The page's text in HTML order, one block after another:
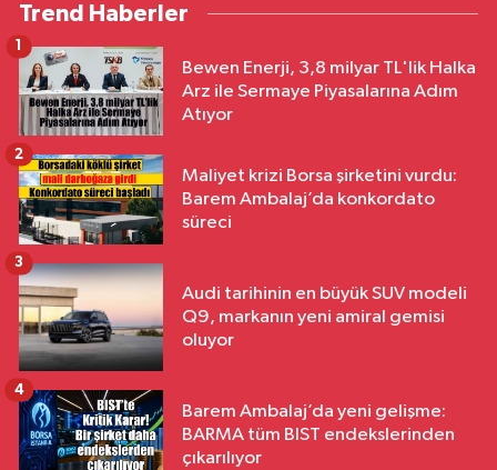
Trend Haberler
Bewen Enerji, 3,8 milyar TL'lik Halka
Arz ile Sermaye Piyasalarına Adım
Atıyor
1
Maliyet krizi Borsa şirketini vurdu:
Barem Ambalaj’da konkordato
süreci
2
Audi tarihinin en büyük SUV modeli
Q9, markanın yeni amiral gemisi
oluyor
3
Barem Ambalaj’da yeni gelişme:
BARMA tüm BIST endekslerinden
çıkarılıyor
4